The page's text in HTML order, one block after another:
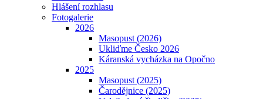
Hlášení rozhlasu
Fotogalerie
2026
Masopust (2026)
Ukliďme Česko 2026
Káranská vycházka na Opočno
2025
Masopust (2025)
Čarodějnice (2025)